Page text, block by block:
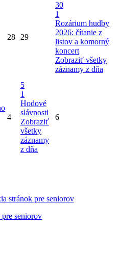
28 29
30
1
Rozárium hudby
2026: čítanie z
listov a komorný
koncert
Zobraziť všetky
záznamy z dňa
4
5
1
Hodové
slávnosti
Zobraziť
všetky
záznamy
z dňa
6
stránok pre seniorov